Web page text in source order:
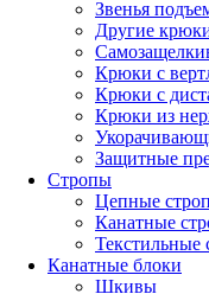
Звенья
Другие
Крюки с
Крюки с
Крюки из
Защитные
Стропы
Цепные
Канатные
Текстильные
Канатные блоки
Шкивы